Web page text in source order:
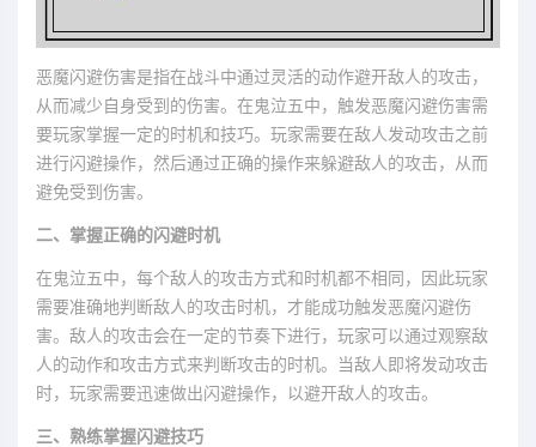
恶魔闪避伤害是指在战斗中通过灵活的动作避开敌人的攻击，
从而减少自身受到的伤害。在鬼泣五中，触发恶魔闪避伤害需
要玩家掌握一定的时机和技巧。玩家需要在敌人发动攻击之前
进行闪避操作，然后通过正确的操作来躲避敌人的攻击，从而
避免受到伤害。
二、掌握正确的闪避时机
在鬼泣五中，每个敌人的攻击方式和时机都不相同，因此玩家
需要准确地判断敌人的攻击时机，才能成功触发恶魔闪避伤
害。敌人的攻击会在一定的节奏下进行，玩家可以通过观察敌
人的动作和攻击方式来判断攻击的时机。当敌人即将发动攻击
时，玩家需要迅速做出闪避操作，以避开敌人的攻击。
三、熟练掌握闪避技巧